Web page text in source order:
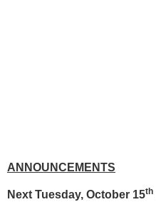
ANNOUNCEMENTS
Next Tuesday, October 15th